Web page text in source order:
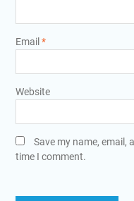
Email*
Website
Save my name, email,
time I comment.